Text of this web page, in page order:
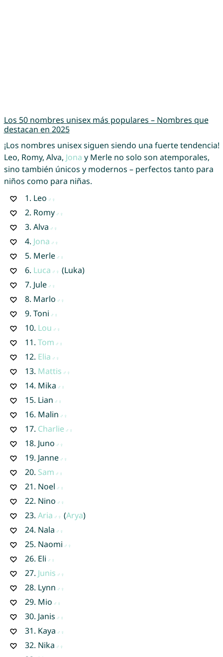
Los 50 nombres unisex más populares – Nombres que
destacan en 2025
¡Los nombres unisex siguen siendo una fuerte tendencia!
Leo, Romy, Alva, Jona y Merle no solo son atemporales,
sino también únicos y modernos – perfectos tanto para
niños como para niñas.
1. Leo
2. Romy
3. Alva
4. Jona
5. Merle
6. Luca
(Luka)
7. Jule
8. Marlo
9. Toni
10. Lou
11. Tom
12. Elia
13. Mattis
14. Mika
15. Lian
16. Malin
17. Charlie
18. Juno
19. Janne
20. Sam
21. Noel
22. Nino
23. Aria (Arya)
24. Nala
25. Naomi
26. Eli
27. Junis
28. Lynn
29. Mio
30. Janis
31. Kaya
32. Nika